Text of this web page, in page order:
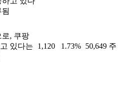
로, 쿠팡
있다는
1,120 1.73% 50,649 주